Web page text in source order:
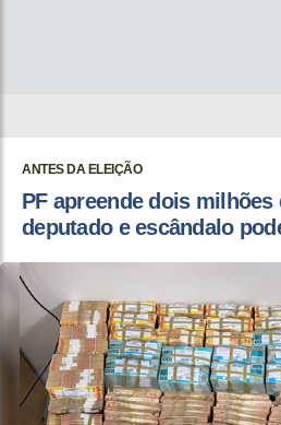
ANTES DA ELEIÇÃO
PF apreende dois
deputado e escândalo